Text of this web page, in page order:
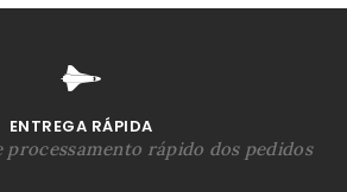
ENTREGA RÁPIDA
processamento rápido dos pedidos